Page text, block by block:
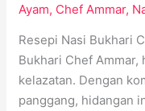
Ayam, Chef Ammar,
Resepi Nasi Bukhari
Bukhari Chef
kelazatan. Dengan
panggang, hidangan